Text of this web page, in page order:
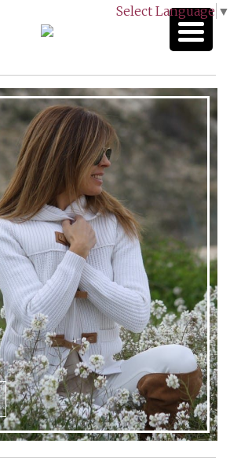
Select Language ▼
Ir al post